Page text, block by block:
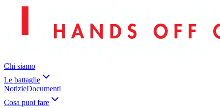
Chi siamo
Le battaglie
NotizieDocumenti
Cosa puoi fare